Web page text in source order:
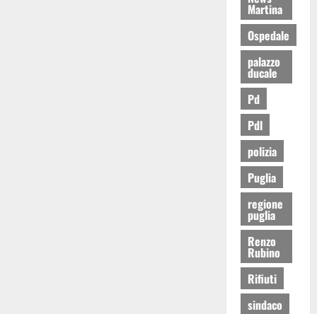
Martina
Ospedale
palazzo
ducale
Pd
Pdl
polizia
Puglia
regione
puglia
Renzo
Rubino
Rifiuti
sindaco